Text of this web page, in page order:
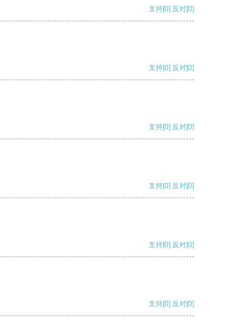
支持[0] 反对[0]
支持[0] 反对[0]
支持[0] 反对[0]
支持[0] 反对[0]
支持[0] 反对[0]
支持[0] 反对[0]